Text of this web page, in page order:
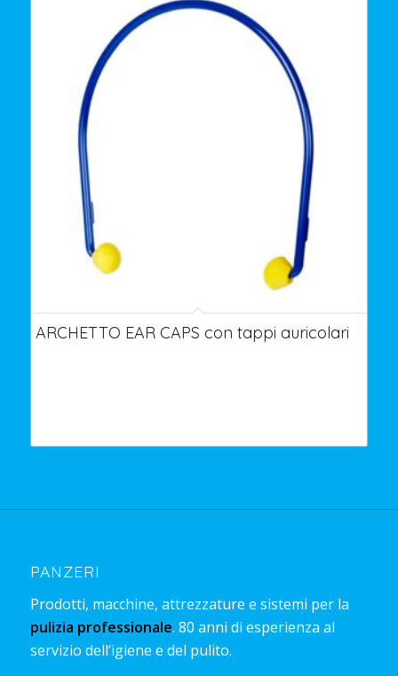
ARCHETTO EAR CAPS con tappi auricolari
PANZERI
Prodotti, macchine, attrezzature e sistemi per la
pulizia professionale. 80 anni di esperienza al
servizio dell’igiene e del pulito.